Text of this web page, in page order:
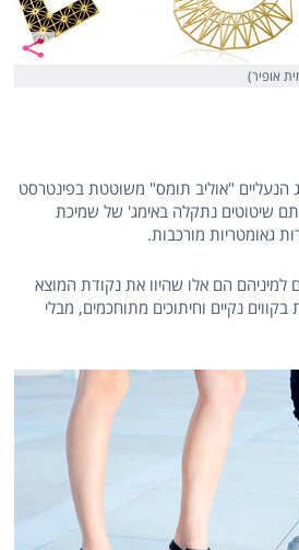
אופיר)
הנעליים "אוליב תומס" משוטטת בפינטרסט
שיטוטים נתקלה באימג' של שמיכת
גאומטריות מורכבות.
למיניהם הם אלו שהיוו את נקודת המוצא
נקיים וחיתוכים מתוחכמים, מבלי